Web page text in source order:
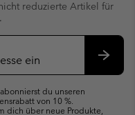
reduzierte Artikel für
du unseren
von 10 %.
dich über neue Produkte,